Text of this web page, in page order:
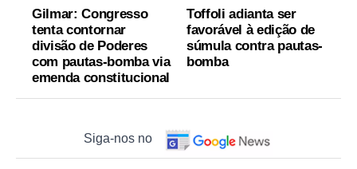
Gilmar: Congresso
tenta contornar
divisão de Poderes
com pautas-bomba via
emenda constitucional
Toffoli adianta ser
favorável à edição de
súmula contra pautas-
bomba
Siga-nos no